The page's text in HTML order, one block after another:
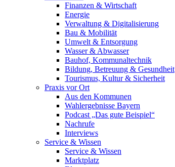
Finanzen & Wirtschaft
Energie
Verwaltung & Digitalisierung
Bau & Mobilität
Umwelt & Entsorgung
Wasser & Abwasser
Bauhof, Kommunaltechnik
Bildung, Betreuung & Gesundheit
Tourismus, Kultur & Sicherheit
Praxis vor Ort
Aus den Kommunen
Wahlergebnisse Bayern
Podcast „Das gute Beispiel“
Nachrufe
Interviews
Service & Wissen
Service & Wissen
Marktplatz